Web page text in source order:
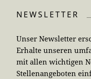
NEWSLETTER
Unser Newsletter
Erhalte unseren
mit allen wichtigen
Stellenangeboten